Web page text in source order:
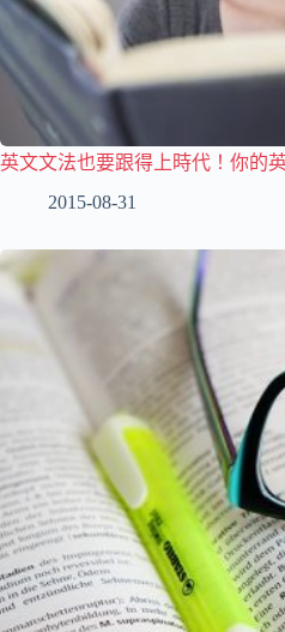
英文文法也要跟得上時代！你的
2015-08-31